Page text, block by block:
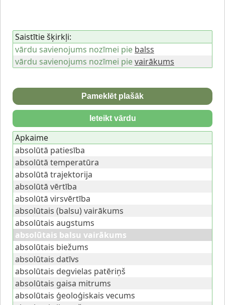
Saistītie šķirkļi:
vārdu savienojums nozīmei pie balss
vārdu savienojums nozīmei pievairākums
Pameklēt plašāk
Ieteikt vārdu
Apkaime
absolūtā patiesība
absolūtā temperatūra
absolūtā trajektorija
absolūtā vērtība
absolūtā virsvērtība
absolūtais (balsu) vairākums
absolūtais augstums
absolūtais balsu vairākums
absolūtais biežums
absolūtais datīvs
absolūtais degvielas patēriņš
absolūtais gaisa mitrums
absolūtais ģeoloģiskais vecums